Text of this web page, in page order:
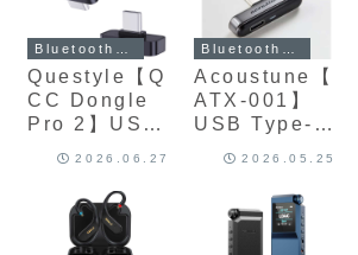
Questyle【Q
CC Dongle
Pro 2】USB
で、iPhone
やiPad、
Androidスマ
2026.06.27
Acoustune【
ATX-001】
USB Type-C
やPC、USB
Type-C搭載
ゲーム機など
2026.05.25